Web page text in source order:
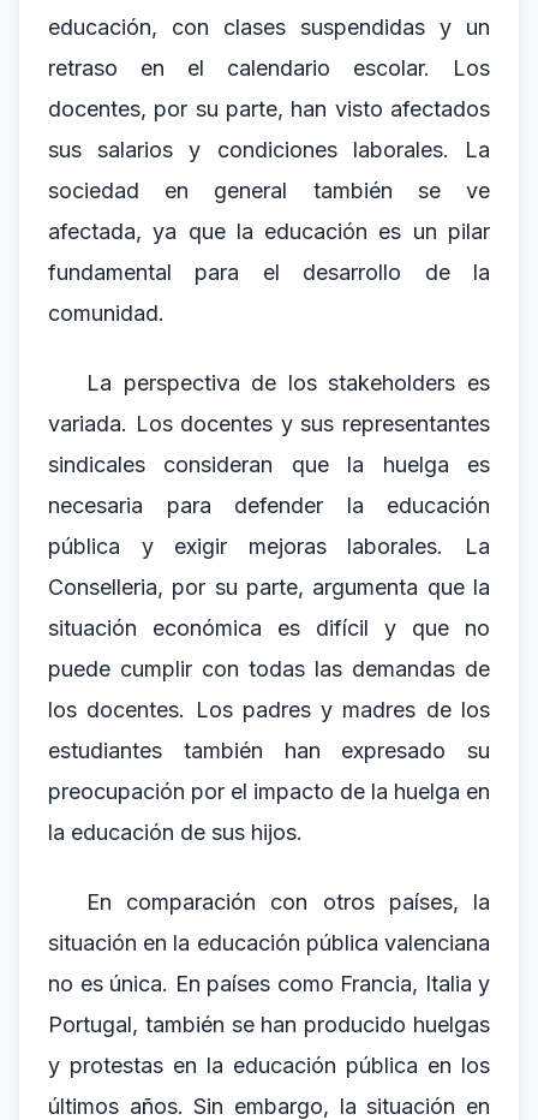
educación, con clases suspendidas y un
retraso en el calendario escolar. Los
docentes, por su parte, han visto afectados
sus salarios y condiciones laborales. La
sociedad en general también se ve
afectada, ya que la educación es un pilar
fundamental para el desarrollo de la
comunidad.
La perspectiva de los stakeholders es
variada. Los docentes y sus representantes
sindicales consideran que la huelga es
necesaria para defender la educación
pública y exigir mejoras laborales. La
Conselleria, por su parte, argumenta que la
situación económica es difícil y que no
puede cumplir con todas las demandas de
los docentes. Los padres y madres de los
estudiantes también han expresado su
preocupación por el impacto de la huelga en
la educación de sus hijos.
En comparación con otros países, la
situación en la educación pública valenciana
no es única. En países como Francia, Italia y
Portugal, también se han producido huelgas
y protestas en la educación pública en los
últimos años. Sin embargo, la situación en